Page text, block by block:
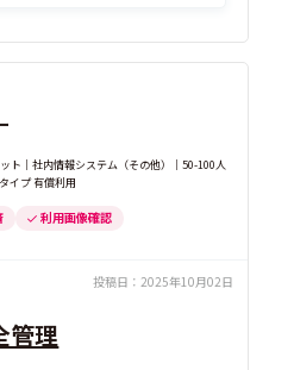
ト｜社内情報システム（その他）｜50-100人
イプ 有償利用
利用画像確認
投稿日： 2025年10月02日
管理